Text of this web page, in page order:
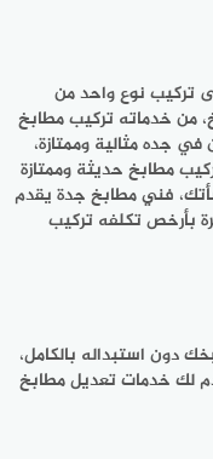
تركيب نوع واحد من
من خدماته تركيب مطابخ
جده مثالية وممتازة،
مطابخ حديثة وممتازة
فني مطابخ جدة يقدم
بأرخص تكلفه تركيب
دون استبداله بالكامل،
لك خدمات تعديل مطابخ